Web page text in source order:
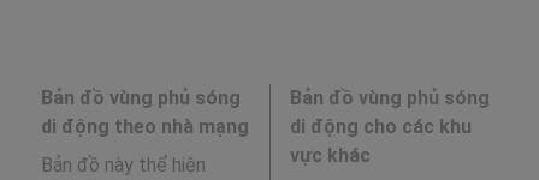
Bản đồ vùng phủ sóng
di động theo nhà mạng
Bản đồ này thể hiện
Bản đồ vùng phủ sóng
di động cho các khu
vực khác